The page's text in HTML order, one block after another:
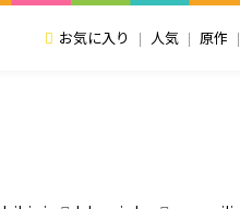
お気に入り 人気 原作